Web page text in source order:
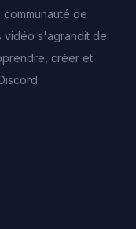
de
vidéo s'agrandit de
créer et